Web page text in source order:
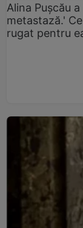
Alina Pușcău
metastază.'
rugat pentru